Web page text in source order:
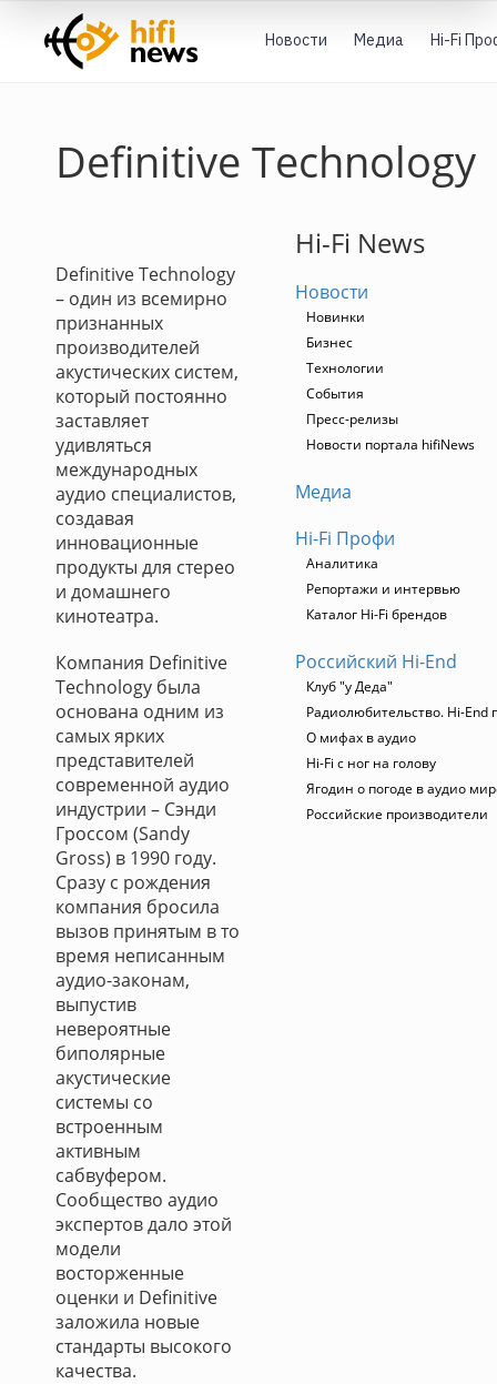
Новости Медиа Hi-Fi
Definitive Technology
Definitive Technology
– один из всемирно
признанных
производителей
акустических систем,
который постоянно
заставляет
удивляться
международных
аудио специалистов,
создавая
инновационные
продукты для стерео
и домашнего
кинотеатра.
Компания Definitive
Technology была
основана одним из
самых ярких
представителей
современной аудио
индустрии – Сэнди
Гроссом (Sandy
Gross) в 1990 году.
Сразу с рождения
компания бросила
вызов принятым в то
время неписанным
аудио-законам,
выпустив
невероятные
биполярные
акустические
системы со
встроенным
активным
сабвуфером.
Сообщество аудио
экспертов дало этой
модели
восторженные
оценки и Definitive
заложила новые
стандарты высокого
качества.
Hi-Fi News
Новости
Новинки
Бизнес
Технологии
События
Пресс-релизы
Новости портала hifiNews
Медиа
Hi-Fi Профи
Аналитика
Репортажи и интервью
Каталог Hi-Fi брендов
Российский Hi-End
Клуб "у Деда"
Радиолюбительство. Hi-End
О мифах в аудио
Hi-Fi с ног на голову
Ягодин о погоде в аудио
Российские производители